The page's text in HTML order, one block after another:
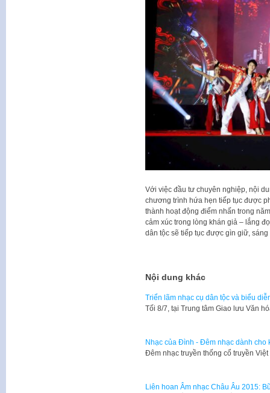
Với việc đầu tư chuyên nghiệp, nội
chương trình hứa hẹn tiếp tục được
thành hoạt động điểm nhấn trong
cảm xúc trong lòng khán giả – lắng
dân tộc sẽ tiếp tục được gìn giữ,
Nội dung khác
Triển lãm nhạc cụ dân tộc và biểu
Tối 8/7, tại Trung tâm Giao lưu Văn
Nhạc của Đình - Đêm nhạc dành cho
Đêm nhạc truyền thống cổ truyền
Liên hoan Âm nhạc Châu Âu 2015: